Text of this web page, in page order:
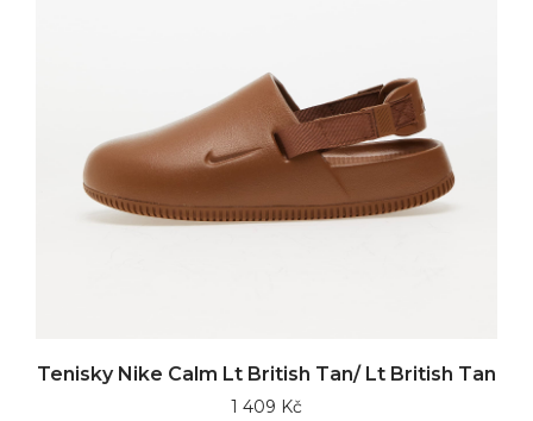
Tenisky Nike Calm Lt British Tan/ Lt British Tan
1 409 Kč